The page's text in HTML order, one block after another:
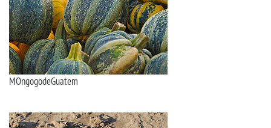
MOngogodeGuatem